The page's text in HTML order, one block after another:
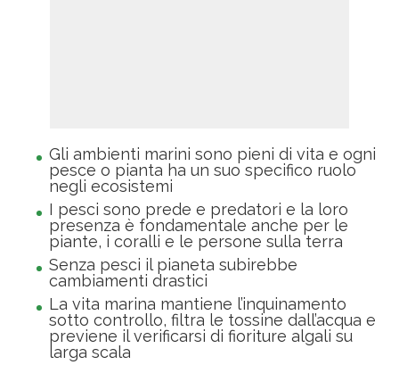
Gli ambienti marini sono pieni di vita e ogni
pesce o pianta ha un suo specifico ruolo
negli ecosistemi
I pesci sono prede e predatori e la loro
presenza è fondamentale anche per le
piante, i coralli e le persone sulla terra
Senza pesci il pianeta subirebbe
cambiamenti drastici
La vita marina mantiene l’inquinamento
sotto controllo, filtra le tossine dall’acqua e
previene il verificarsi di fioriture algali su
larga scala